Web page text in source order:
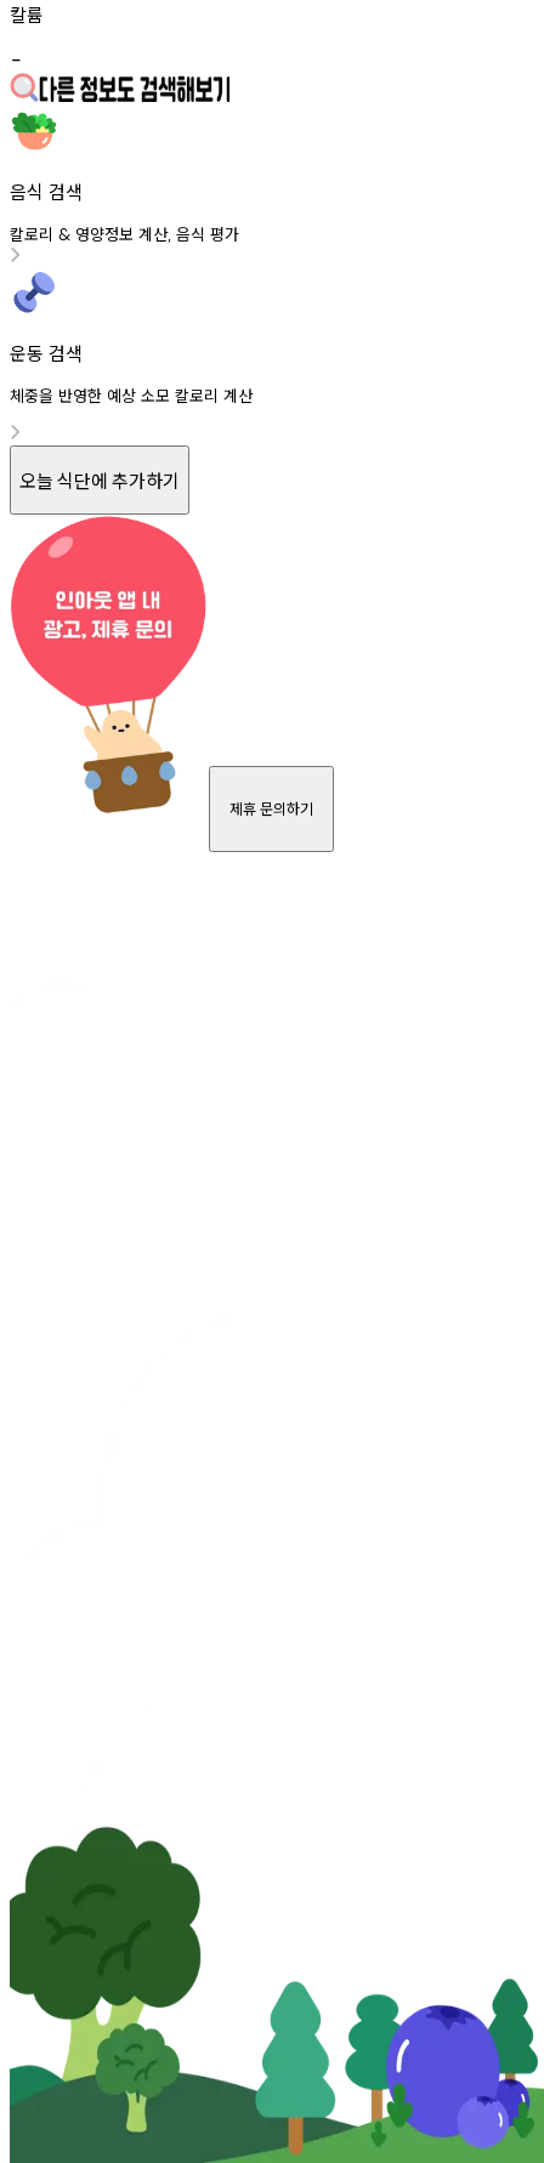
칼륨
-
음식 검색
칼로리 & 영양정보 계산, 음식 평가
운동 검색
체중을 반영한 예상 소모 칼로리 계산
오늘 식단에 추가하기
제휴 문의하기